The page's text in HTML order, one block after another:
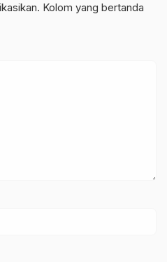
Kolom yang bertanda